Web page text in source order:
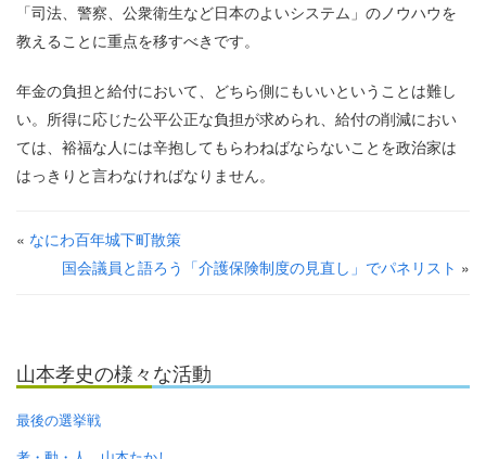
「司法、警察、公衆衛生など日本のよいシステム」のノウハウを
教えることに重点を移すべきです。
年金の負担と給付において、どちら側にもいいということは難し
い。所得に応じた公平公正な負担が求められ、給付の削減におい
ては、裕福な人には辛抱してもらわねばならないことを政治家は
はっきりと言わなければなりません。
« なにわ百年城下町散策
国会議員と語ろう「介護保険制度の見直し」でパネリスト »
山本孝史の様々な活動
最後の選挙戦